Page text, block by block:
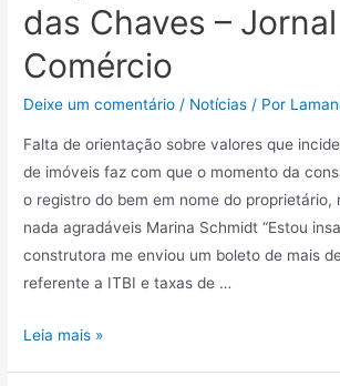
das Chaves –
Comércio
Deixe um comentário / Notícias / Por
Falta de orientação sobre valores que
de imóveis faz com que o momento da
o registro do bem em nome do proprietário,
nada agradáveis Marina Schmidt “Estou
construtora me enviou um boleto de mais
referente a ITBI e taxas de …
Leia mais »